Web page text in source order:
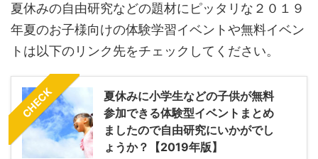
夏休みの自由研究などの題材にピッタリな２０１９
年夏のお子様向けの体験学習イベントや無料イベン
トは以下のリンク先をチェックしてください。
CHECK
夏休みに小学生などの子供が無料
参加できる体験型イベントまとめ
ましたので自由研究にいかがでし
ょうか？【2019年版】